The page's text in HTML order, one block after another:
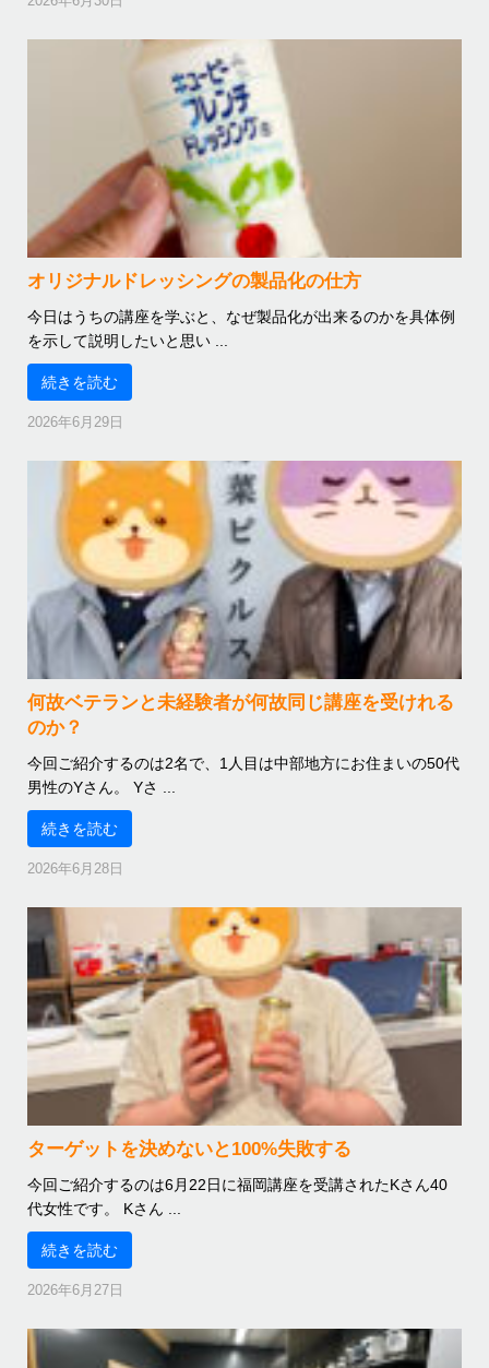
オリジナルドレッシングの製品化の仕方
今日はうちの講座を学ぶと、なぜ製品化が出来るのかを具体例
を示して説明したいと思い ...
続きを読む
2026年6月29日
何故ベテランと未経験者が何故同じ講座を受けれる
のか？
今回ご紹介するのは2名で、1人目は中部地方にお住まいの50代
男性のYさん。 Yさ ...
続きを読む
2026年6月28日
ターゲットを決めないと100%失敗する
今回ご紹介するのは6月22日に福岡講座を受講されたKさん40
代女性です。 Kさん ...
続きを読む
2026年6月27日